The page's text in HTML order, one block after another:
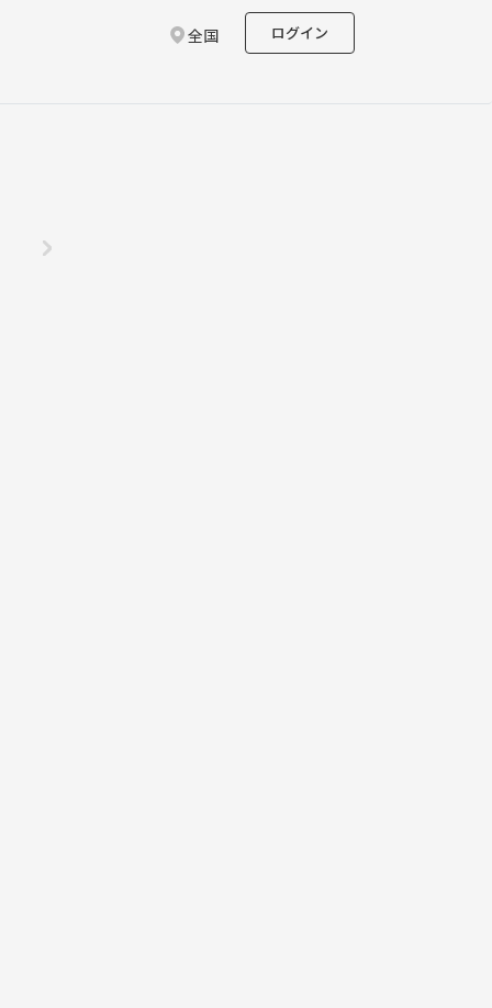
全国 ログイン